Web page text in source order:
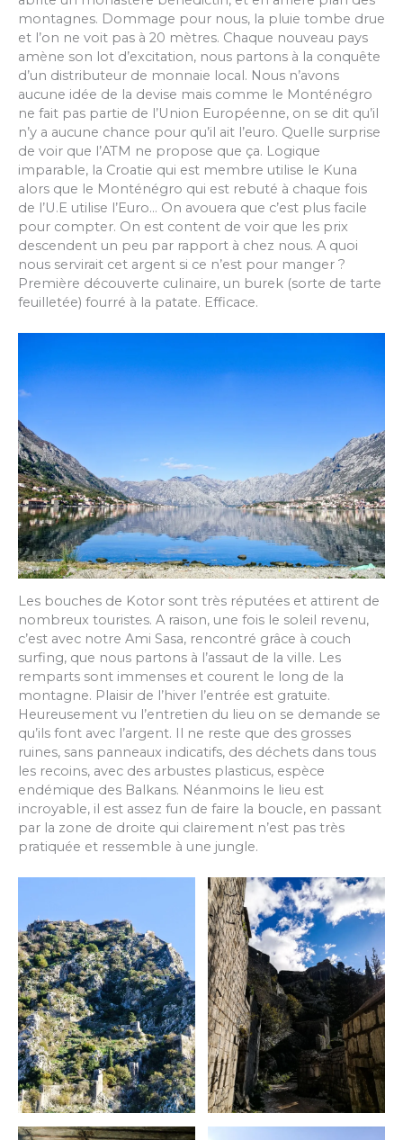
montagnes. Dommage pour nous, la pluie tombe drue
et l’on ne voit pas à 20 mètres. Chaque nouveau pays
amène son lot d’excitation, nous partons à la conquête
d’un distributeur de monnaie local. Nous n’avons
aucune idée de la devise mais comme le Monténégro
ne fait pas partie de l’Union Européenne, on se dit qu’il
n’y a aucune chance pour qu’il ait l’euro. Quelle surprise
de voir que l’ATM ne propose que ça. Logique
imparable, la Croatie qui est membre utilise le Kuna
alors que le Monténégro qui est rebuté à chaque fois
de l’U.E utilise l’Euro… On avouera que c’est plus facile
pour compter. On est content de voir que les prix
descendent un peu par rapport à chez nous. A quoi
nous servirait cet argent si ce n’est pour manger ?
Première découverte culinaire, un burek (sorte de tarte
feuilletée) fourré à la patate. Efficace.
Les bouches de Kotor sont très réputées et attirent de
nombreux touristes. A raison, une fois le soleil revenu,
c’est avec notre Ami Sasa, rencontré grâce à couch
surfing, que nous partons à l’assaut de la ville. Les
remparts sont immenses et courent le long de la
montagne. Plaisir de l’hiver l’entrée est gratuite.
Heureusement vu l’entretien du lieu on se demande se
qu’ils font avec l’argent. Il ne reste que des grosses
ruines, sans panneaux indicatifs, des déchets dans tous
les recoins, avec des arbustes plasticus, espèce
endémique des Balkans. Néanmoins le lieu est
incroyable, il est assez fun de faire la boucle, en passant
par la zone de droite qui clairement n’est pas très
pratiquée et ressemble à une jungle.